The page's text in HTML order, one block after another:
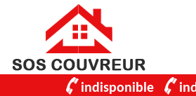
indisponible